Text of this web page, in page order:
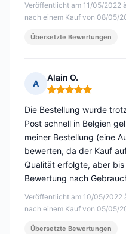
Veröffentlicht am 11/05/2022
nach einem Kauf von 08/05/
Übersetzte Bewertungen
A
Alain O.
Hinweis: 5 von 5
Veröffentlicht am 10/05/2022
nach einem Kauf von 05/05/
Die Bestellung wurde
Post schnell in Belgien
meiner Bestellung (eine
bewerten, da der Kauf
Qualität erfolgte, aber
Bewertung nach
Übersetzte Bewertungen